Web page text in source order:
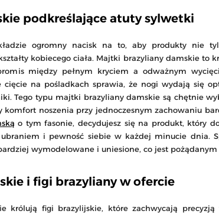
podkreślające atuty sylwetki
ogromny nacisk na to, aby produkty nie
kobiecego ciała. Majtki brazyliany damskie to
między pełnym kryciem a odważnym
na pośladkach sprawia, że nogi wydają się
Tego typu majtki brazyliany damskie są chętnie
noszenia przy jednoczesnym zachowaniu
o tym fasonie, decydujesz się na produkt, który
i pewność siebie w każdej minucie dnia.
wymodelowane i uniesione, co jest
i figi brazyliany w ofercie
królują figi brazylijskie, które zachwycają precyzją